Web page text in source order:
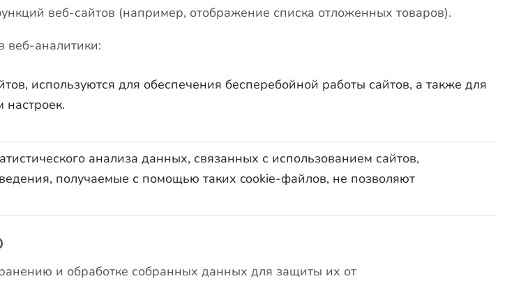
веб-сайтов (например, отображение списка отложенных товаров).
веб-аналитики:
используются для обеспечения бесперебойной работы сайтов, а также для
анализа данных, связанных с использованием сайтов,
получаемые с помощью таких cookie-файлов, не позволяют
и обработке собранных данных для защиты их от